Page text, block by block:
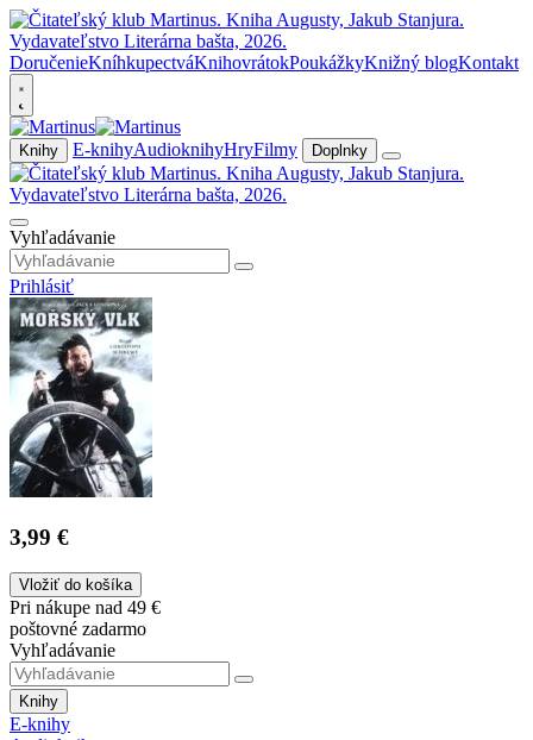
DoručenieKníhkupectváKnihovrátokPoukážkyKnižný blogKontakt
Knihy E-knihyAudioknihyHryFilmy Doplnky
Vyhľadávanie
Prihlásiť
3,99 €
Vložiť do košíka
Pri nákupe nad 49 €
poštovné zadarmo
Vyhľadávanie
Knihy
E-knihy